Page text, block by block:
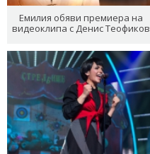
Емилия обяви премиера на
видеоклипа с Денис Теофиков